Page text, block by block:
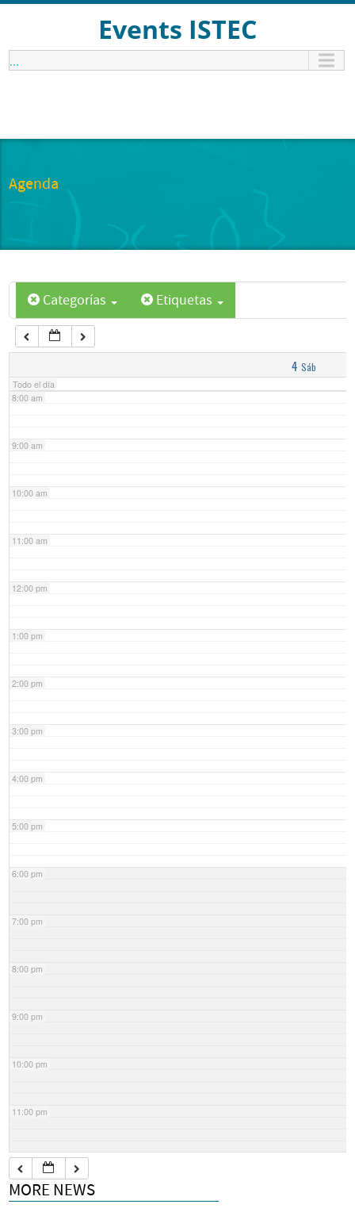
Events ISTEC
...
Agenda
Categorías Etiquetas
4 Sáb
Todo el día
1:00 am
6:00 am
7:00 am
8:00 am
9:00 am
10:00 am
11:00 am
12:00 pm
1:00 pm
2:00 pm
3:00 pm
4:00 pm
5:00 pm
6:00 pm
7:00 pm
8:00 pm
9:00 pm
10:00 pm
11:00 pm
MORE NEWS